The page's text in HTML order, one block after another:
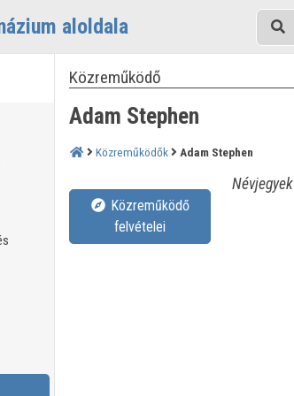
aloldala
Közreműködő
Adam Stephen
Közreműködők Adam Stephen
felvételei
Névjegyek